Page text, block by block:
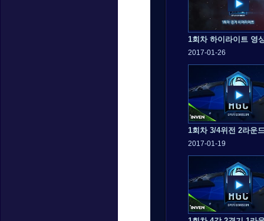
1회차 하이라이트 영
2017-01-26
1회차 3/4위전 2라운
2017-01-19